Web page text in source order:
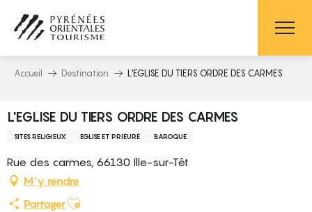
contenu
principal
Accueil Destination L'EGLISE DU TIERS ORDRE DES CARMES
L'EGLISE DU TIERS ORDRE DES CARMES
SITES RELIGIEUX EGLISE ET PRIEURÉ BAROQUE
Rue des carmes, 66130 Ille-sur-Têt
M'y rendre
PartagerAjouter aux favoris